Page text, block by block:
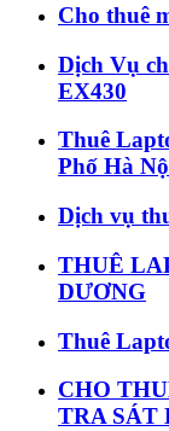
Cho thuê
Dịch Vụ
EX430
Thuê
Phố Hà
Dịch vụ
THUÊ
DƯƠNG
Thuê
CHO
TRA SÁT